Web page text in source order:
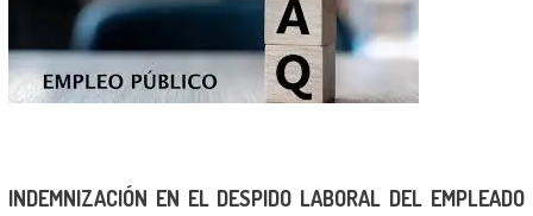
INDEMNIZACIÓN EN EL DESPIDO LABORAL DEL EMPLEADO